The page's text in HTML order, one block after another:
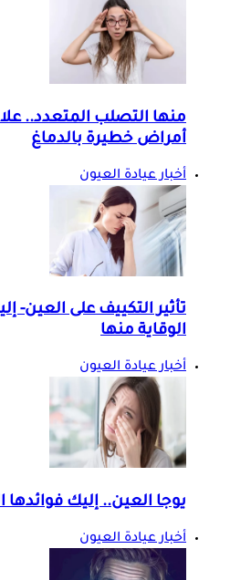
أمراض خطيرة بالدماغ
أخبار عيادة العيون
تأثير التكييف على العين-
الوقاية منها
أخبار عيادة العيون
يوجا العين.. إليك
أخبار عيادة العيون